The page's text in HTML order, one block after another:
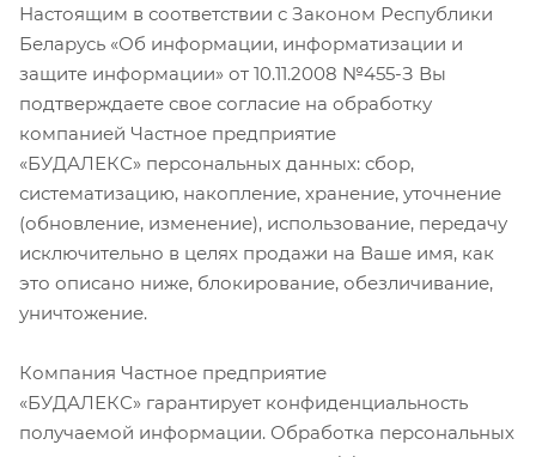
Настоящим в соответствии с Законом Республики
Беларусь «Об информации, информатизации и
защите информации» от 10.11.2008 №455-З Вы
подтверждаете свое согласие на обработку
компанией Частное предприятие
«БУДАЛЕКС» персональных данных: сбор,
систематизацию, накопление, хранение, уточнение
(обновление, изменение), использование, передачу
исключительно в целях продажи на Ваше имя, как
это описано ниже, блокирование, обезличивание,
уничтожение.
Компания Частное предприятие
«БУДАЛЕКС» гарантирует конфиденциальность
получаемой информации. Обработка персональных